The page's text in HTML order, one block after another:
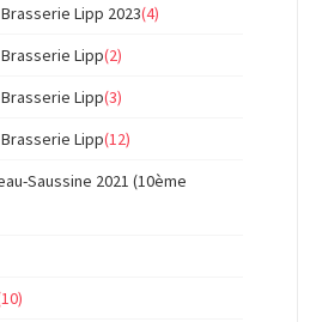
Lipp 2023(4)
Lipp(2)
Lipp(3)
Lipp(12)
Saussine 2021 (10ème